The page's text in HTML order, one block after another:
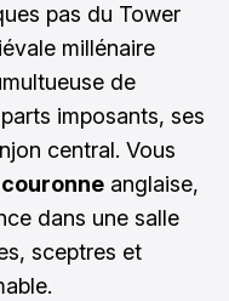
pas du Tower
millénaire
de
imposants, ses
central. Vous
anglaise,
dans une salle
sceptres et